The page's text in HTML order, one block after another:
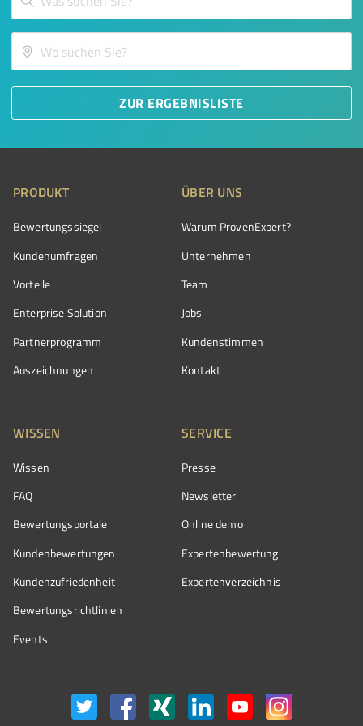
ZUR ERGEBNISLISTE
PRODUKT
Bewertungssiegel
Kundenumfragen
Vorteile
Enterprise Solution
Partnerprogramm
Auszeichnungen
ÜBER UNS
Warum ProvenExpert?
Unternehmen
Team
Jobs
Kundenstimmen
Kontakt
WISSEN
Wissen
FAQ
Bewertungsportale
Kundenbewertungen
Kundenzufriedenheit
Bewertungs­richtlinien
Events
SERVICE
Presse
Newsletter
Online demo
Expertenbewertung
Expertenverzeichnis